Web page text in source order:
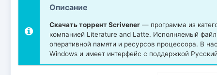
Описание
Скачать торрент Scrivener— программа из
компанией Literature and Latte. Исполняемый
оперативной памяти и ресурсов процессора. В
Windows и имеет интерфейс с поддержкой